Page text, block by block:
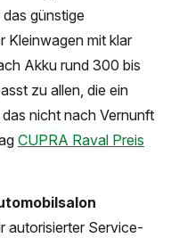
günstige
Kleinwagen mit klar
Akku rund 300 bis
zu allen, die ein
nicht nach Vernunft
CUPRA Raval Preis
autorisierter Service-